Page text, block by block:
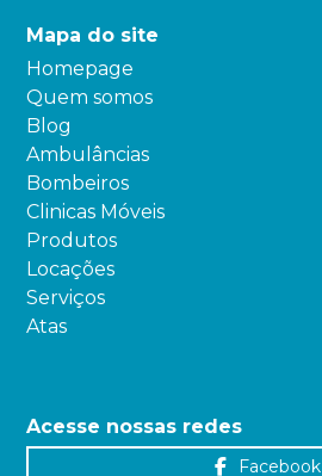
Mapa do site
Homepage
Quem somos
Blog
Ambulâncias
Bombeiros
Clinicas Móveis
Produtos
Locações
Serviços
Atas
Acesse nossas redes
Facebook